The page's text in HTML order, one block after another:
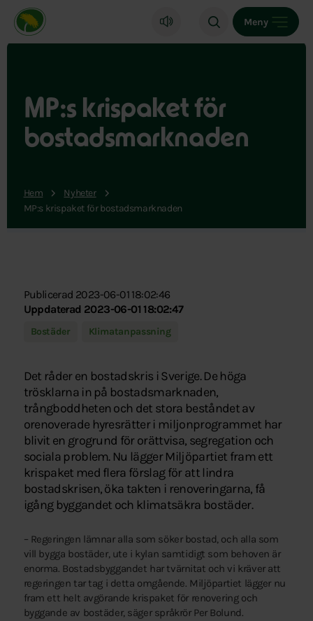
Miljöpartiet de gröna, startsida
Meny
MP:s krispaket för
bostadsmarknaden
Hem
Nyheter
MP:s krispaket för bostadsmarknaden
Publicerad 2023-06-01 18:02:46
Uppdaterad 2023-06-01 18:02:47
Bostäder Klimatanpassning
Det råder en bostadskris i Sverige. De höga
trösklarna in på bostadsmarknaden,
trångboddheten och det stora beståndet av
orenoverade hyresrätter i miljonprogrammet har
blivit en grogrund för orättvisa, segregation och
sociala problem. Nu lägger Miljöpartiet fram ett
krispaket med flera förslag för att lindra
bostadskrisen, öka takten i renoveringarna, få
igång byggandet och klimatsäkra bostäder.
– Regeringen lämnar alla som söker bostad, och alla som
vill bygga bostäder, ute i kylan samtidigt som behoven är
enorma. Bostadsbyggandet har tvärnitat och vi kräver att
regeringen tar tag i detta omgående. Miljöpartiet lägger nu
fram ett helt avgörande krispaket för renovering och
byggande av bostäder, säger språkrör Per Bolund.